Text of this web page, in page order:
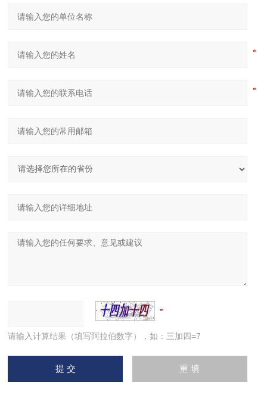
请输入计算结果（填写阿拉伯数字），如：三加四=7